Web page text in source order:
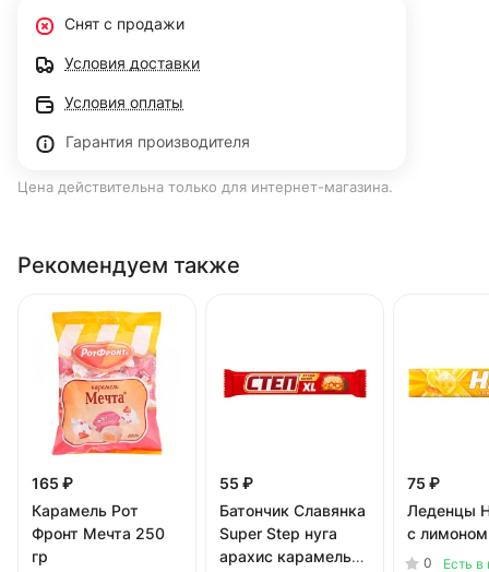
Снят с продажи
Условия доставки
Условия оплаты
Гарантия производителя
Цена действительна только для интернет-магазина.
Рекомендуем также
165 ₽
Карамель Рот
Фронт Мечта 250
гр
55 ₽
Батончик Славянка
Super Step нуга
арахис карамель
75 ₽
Леденцы
с
0 Есть в